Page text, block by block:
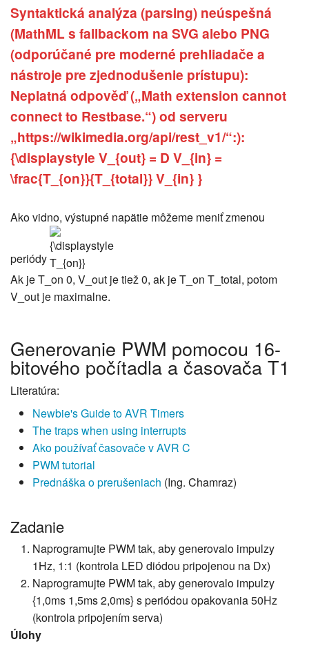
Syntaktická analýza (parsing) neúspešná
(MathML s fallbackom na SVG alebo PNG
(odporúčané pre moderné prehliadače a
nástroje pre zjednodušenie prístupu):
Neplatná odpověď („Math extension cannot
connect to Restbase.“) od serveru
„https://wikimedia.org/api/rest_v1/“:):
{\displaystyle V_{out} = D V_{in} =
\frac{T_{on}}{T_{total}} V_{in} }
Ako vidno, výstupné napätie môžeme meniť zmenou
periódy
{\displaystyle
T_{on}}
.
Ak je T_on 0, V_out je tiež 0, ak je T_on T_total, potom
V_out je maximalne.
Generovanie PWM pomocou 16-
bitového počítadla a časovača T1
Literatúra:
Newbie's Guide to AVR Timers
The traps when using interrupts
Ako používať časovače v AVR C
PWM tutorial
Prednáška o prerušeniach (Ing. Chamraz)
Zadanie
Naprogramujte PWM tak, aby generovalo impulzy
1Hz, 1:1 (kontrola LED diódou pripojenou na Dx)
Naprogramujte PWM tak, aby generovalo impulzy
{1,0ms 1,5ms 2,0ms} s periódou opakovania 50Hz
(kontrola pripojením serva)
Úlohy